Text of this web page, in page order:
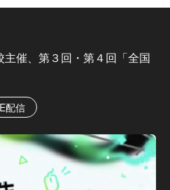
催、第３回・第４回「全国
配信